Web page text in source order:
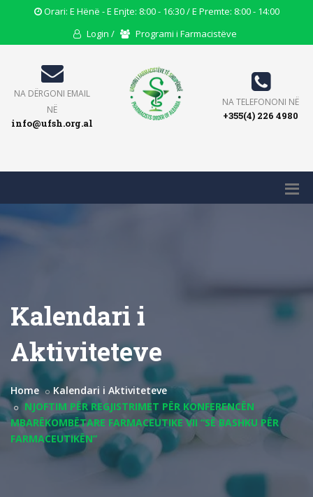
Opening
Orari: E Hënë - E Enjte: 8:00 - 16:30 / E Premte: 8:00 - 14:00
User
Login /
Users
Programi i Farmacistëve
Email
NA DËRGONI EMAIL
NË
info@ufsh.org.al
Phone
Icon
NA TELEFONONI NË
+355(4) 226 4980
Kalendari i
Aktiviteteve
Home
Kalendari i Aktiviteteve
NJOFTIM PËR REGJISTRIMET PËR KONFERENCËN
MBARËKOMBËTARE FARMACEUTIKE VII “SË BASHKU PËR
FARMACEUTIKËN”